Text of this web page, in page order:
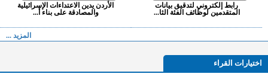
رابط إلكتروني لتدقيق بيانات
المتقدمين لوظائف الفئة الثا...
الأردن يدين الاعتداءات الإسرائيلية
والمصادقة على بناء أ...
المزيد ...
اختيارات القراء